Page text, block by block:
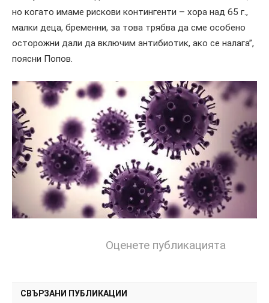
но когато имаме рискови контингенти – хора над 65 г.,
малки деца, бременни, за това трябва да сме особено
осторожни дали да включим антибиотик, ако се налага”,
поясни Попов.
Оценете публикацията
СВЪРЗАНИ ПУБЛИКАЦИИ